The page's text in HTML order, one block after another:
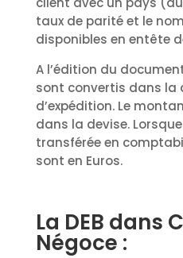
taux de parité et le
disponibles en entête
A l’édition du
sont convertis dans la
d’expédition. Le
dans la devise.
transférée en
sont en Euros.
La DEB dans
Négoce :